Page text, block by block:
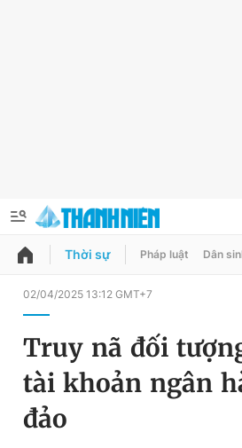
QUẢNG CÁO
Chuyên mục
Chuyên mục khác
Đổi mật khẩu
Tin đã lưu
Thời sự Pháp luật Dân
02/04/2025 13:12 GMT+7
Truy nã đối
tài khoản ngân
đảo